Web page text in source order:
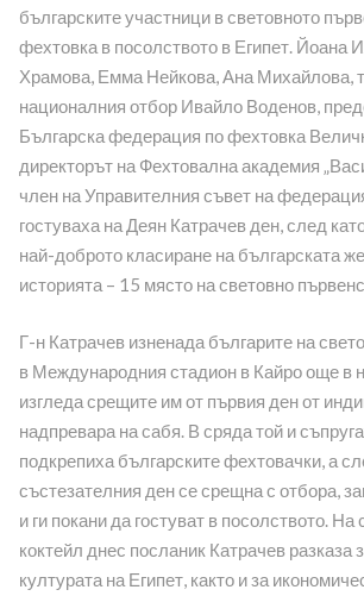
българските участници в световното
фехтовка в посолството в Египет. Йоана
Храмова, Емма Нейкова, Ана Михайлова,
националния отбор Ивайло Воденов,
Българска федерация по фехтовка
директорът на Фехтовална академия
член на Управителния съвет на
гостуваха на Деян Катрачев ден, след
най-доброто класиране на българската
историята – 15 място на световно
Г-н Катрачев изненада българите на
в Международния стадион в Кайро още в
изгледа срещите им от първия ден от
надпревара на сабя. В сряда той и
подкрепиха българските фехтовачки, а
състезателния ден се срещна с отбора,
и ги покани да гостуват в посолството. На
коктейл днес посланик Катрачев разказа
културата на Египет, както и за